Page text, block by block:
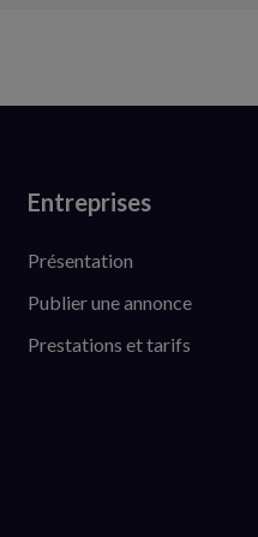
Entreprises
Présentation
Publier une annonce
Prestations et tarifs